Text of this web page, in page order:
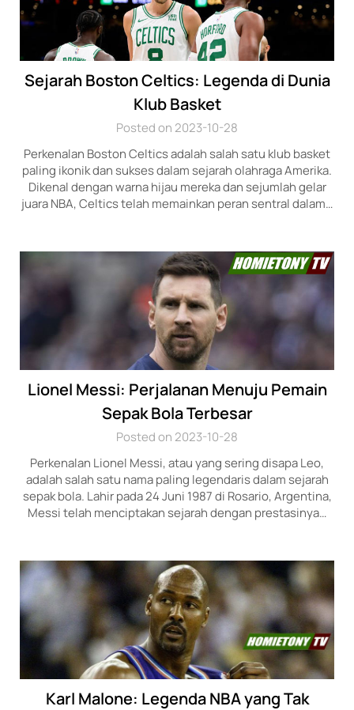
Sejarah Boston Celtics: Legenda di Dunia
Klub Basket
Posted on 2023-10-28
Perkenalan Boston Celtics adalah salah satu klub basket
paling ikonik dan sukses dalam sejarah olahraga Amerika.
Dikenal dengan warna hijau mereka dan sejumlah gelar
juara NBA, Celtics telah memainkan peran sentral dalam…
Lionel Messi: Perjalanan Menuju Pemain
Sepak Bola Terbesar
Posted on 2023-10-28
Perkenalan Lionel Messi, atau yang sering disapa Leo,
adalah salah satu nama paling legendaris dalam sejarah
sepak bola. Lahir pada 24 Juni 1987 di Rosario, Argentina,
Messi telah menciptakan sejarah dengan prestasinya…
Karl Malone: Legenda NBA yang Tak